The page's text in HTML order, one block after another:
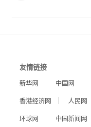
友情链接
新华网 中国网
香港经济网
人民网
环球网
中国新闻网